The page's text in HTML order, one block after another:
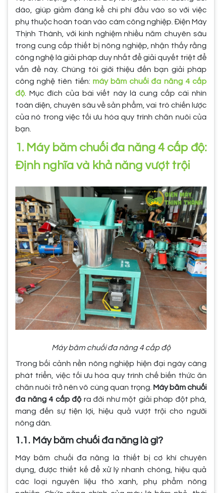
dào, giúp giảm đáng kể chi phí đầu vào so với việc
phụ thuộc hoàn toàn vào cám công nghiệp. Điện Máy
Thịnh Thành, với kinh nghiệm nhiều năm chuyên sâu
trong cung cấp thiết bị nông nghiệp, nhận thấy rằng
công nghệ là giải pháp duy nhất để giải quyết triệt để
vấn đề này. Chúng tôi giới thiệu đến bạn giải pháp
công nghệ tiên tiến: máy băm chuối đa năng 4 cấp
độ . Mục đích của bài viết này là cung cấp cái nhìn
toàn diện, chuyên sâu về sản phẩm, vai trò chiến lược
của nó trong việc tối ưu hóa quy trình chăn nuôi của
bạn.
1. Máy băm chuối đa năng 4 cấp độ:
Định nghĩa và khả năng vượt trội
Máy băm chuối đa năng 4 cấp độ
Trong bối cảnh nền nông nghiệp hiện đại ngày càng
phát triển, việc tối ưu hóa quy trình chế biến thức ăn
chăn nuôi trở nên vô cùng quan trọng. Máy băm chuối
đa năng 4 cấp độra đời như một giải pháp đột phá,
mang đến sự tiện lợi, hiệu quả vượt trội cho người
nông dân.
1.1. Máy băm chuối đa năng là gì?
Máy băm chuối đa năng là thiết bị cơ khí chuyên
dụng, được thiết kế để xử lý nhanh chóng, hiệu quả
các loại nguyên liệu thô xanh, phụ phẩm nông